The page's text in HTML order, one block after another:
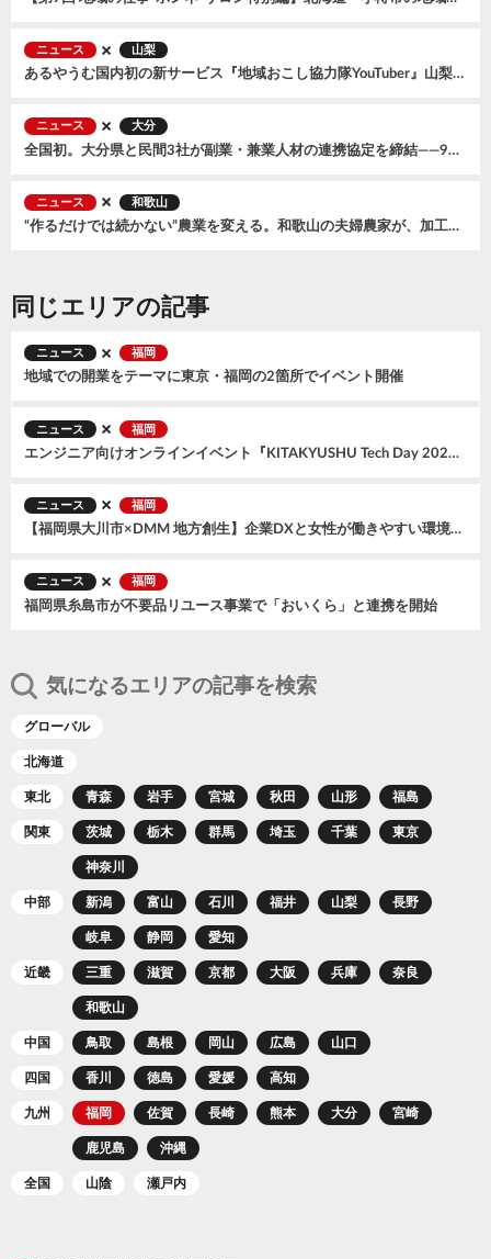
ニュース 山梨
あるやうむ国内初の新サービス『地域おこし協力隊YouTuber』山梨県笛吹市で開始。2026年7月に『森風美』が着任
ニュース 大分
全国初。大分県と民間3社が副業・兼業人材の連携協定を締結——9月からオンラインマッチング交流会もスタート
ニュース 和歌山
“作るだけでは続かない”農業を変える。和歌山の夫婦農家が、加工品とECで広げる小規模農家の可能性
同じエリアの記事
ニュース 福岡
地域での開業をテーマに東京・福岡の2箇所でイベント開催
ニュース 福岡
エンジニア向けオンラインイベント『KITAKYUSHU Tech Day 2025 #Day1』
ニュース 福岡
【福岡県大川市×DMM 地方創生】企業DXと女性が働きやすい環境づくりを促進する「デジタル伴走支援プログラム」を実施！
ニュース 福岡
福岡県糸島市が不要品リユース事業で「おいくら」と連携を開始
気になるエリアの記事を検索
グローバル
北海道
東北 青森 岩手 宮城 秋田 山形 福島
関東 茨城 栃木 群馬 埼玉 千葉 東京
神奈川
中部 新潟 富山 石川 福井 山梨 長野
岐阜 静岡 愛知
近畿 三重 滋賀 京都 大阪 兵庫 奈良
和歌山
中国 鳥取 島根 岡山 広島 山口
四国 香川 徳島 愛媛 高知
九州 福岡 佐賀 長崎 熊本 大分 宮崎
鹿児島 沖縄
全国 山陰 瀬戸内